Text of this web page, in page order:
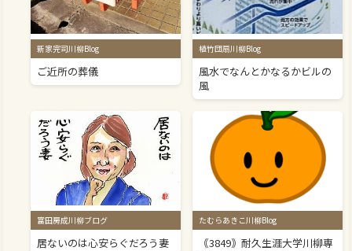
新家完司川柳Blog
ご近所の葬儀
植竹団扇川柳Blog
風水でなんとかなるかビルの
風
富田房成川柳ブログ
居ないのは心安らぐだろう妻
たむらあきこ川柳Blog
｟3849｠耐久生涯大学川柳専